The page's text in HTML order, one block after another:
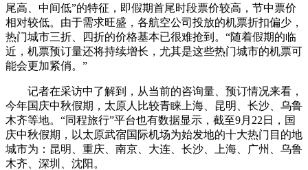
尾高、中间低”的特征，即假期首尾时段票价较高，节中票价
相对较低。由于需求旺盛，各航空公司投放的机票折扣偏少，
热门城市三折、四折的价格基本已很难抢到。“随着假期的临
近，机票预订量还将持续增长，尤其是这些热门城市的机票可
能会更加紧俏。”
记者在采访中了解到，从当前的咨询量、预订情况来看，
今年国庆中秋假期，太原人比较青睐上海、昆明、长沙、乌鲁
木齐等地。“同程旅行”平台也有数据显示，截至9月22日，国
庆中秋假期，以太原武宿国际机场为始发地的十大热门目的地
城市为：昆明、重庆、南京、大连、长沙、上海、广州、乌鲁
木齐、深圳、沈阳。